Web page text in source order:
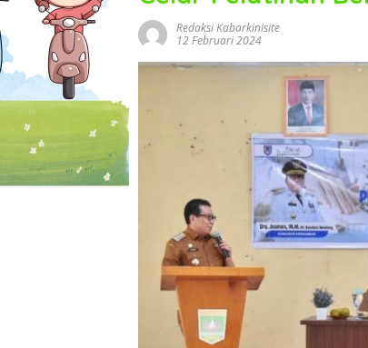
Redaksi Kabarkinisite
12 Februari 2024